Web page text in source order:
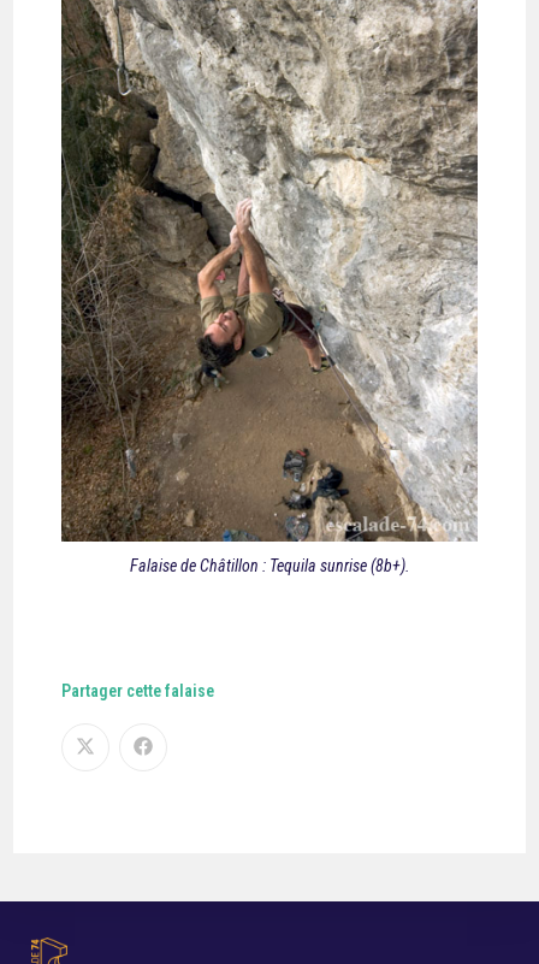
Falaise de Châtillon : Tequila sunrise (8b+).
Partager cette falaise